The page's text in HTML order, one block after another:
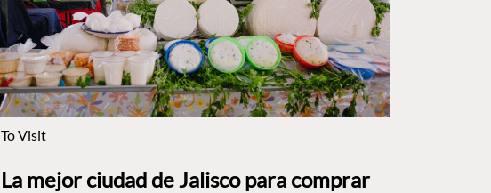
To Visit
La mejor ciudad de Jalisco para comprar